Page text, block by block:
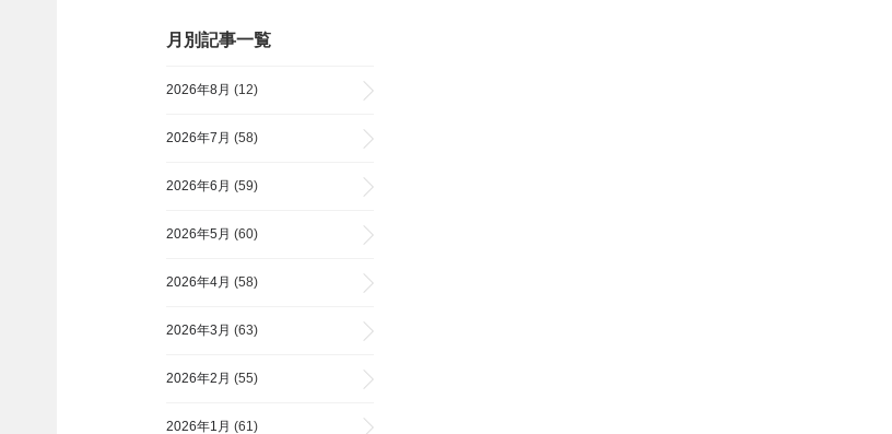
月別記事一覧
2026年8月 (12)
2026年7月 (58)
2026年6月 (59)
2026年5月 (60)
2026年4月 (58)
2026年3月 (63)
2026年2月 (55)
2026年1月 (61)